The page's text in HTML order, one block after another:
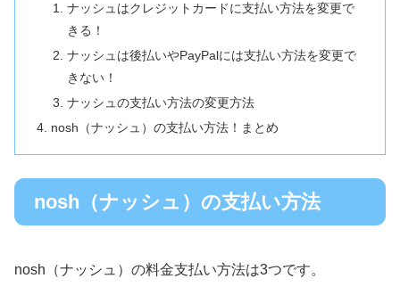
ナッシュはクレジットカードに支払い方法を変更で
きる！
ナッシュは後払いやPayPalには支払い方法を変更で
きない！
ナッシュの支払い方法の変更方法
nosh（ナッシュ）の支払い方法！まとめ
nosh（ナッシュ）の支払い方法
nosh（ナッシュ）の料金支払い方法は3つです。